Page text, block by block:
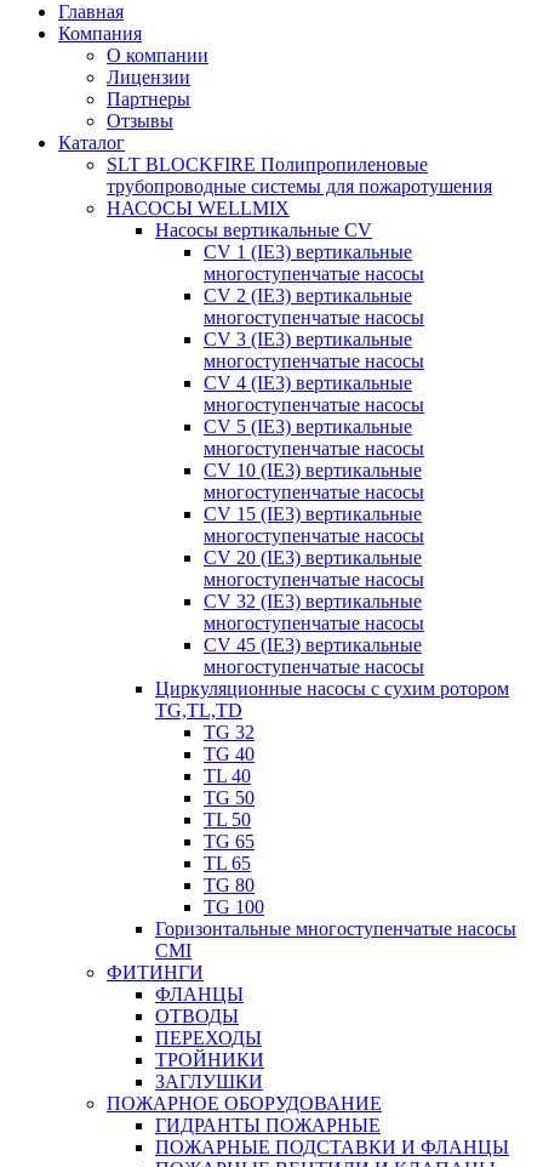
Главная
Компания
О компании
Лицензии
Партнеры
Отзывы
Каталог
SLT BLOCKFIRE Полипропиленовые
трубопроводные системы для пожаротушения
НАСОСЫ WELLMIX
Насосы вертикальные CV
CV 1 (IE3) вертикальные
многоступенчатые насосы
CV 2 (IE3) вертикальные
многоступенчатые насосы
CV 3 (IE3) вертикальные
многоступенчатые насосы
CV 4 (IE3) вертикальные
многоступенчатые насосы
CV 5 (IE3) вертикальные
многоступенчатые насосы
CV 10 (IE3) вертикальные
многоступенчатые насосы
CV 15 (IE3) вертикальные
многоступенчатые насосы
CV 20 (IE3) вертикальные
многоступенчатые насосы
CV 32 (IE3) вертикальные
многоступенчатые насосы
CV 45 (IE3) вертикальные
многоступенчатые насосы
Циркуляционные насосы с сухим ротором
TG,TL,TD
TG 32
TG 40
TL 40
TG 50
TL 50
TG 65
TL 65
TG 80
TG 100
Горизонтальные многоступенчатые насосы
CMI
ФИТИНГИ
ФЛАНЦЫ
ОТВОДЫ
ПЕРЕХОДЫ
ТРОЙНИКИ
ЗАГЛУШКИ
ПОЖАРНОЕ ОБОРУДОВАНИЕ
ГИДРАНТЫ ПОЖАРНЫЕ
ПОЖАРНЫЕ ПОДСТАВКИ И ФЛАНЦЫ